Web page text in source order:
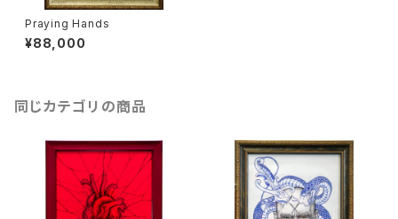
Praying Hands
¥88,000
同じカテゴリの商品